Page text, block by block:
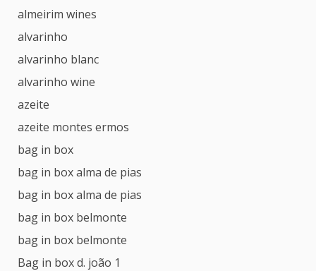
almeirim wines
alvarinho
alvarinho blanc
alvarinho wine
azeite
azeite montes ermos
bag in box
bag in box alma de pias
bag in box alma de pias
bag in box belmonte
bag in box belmonte
Bag in box d. joão 1